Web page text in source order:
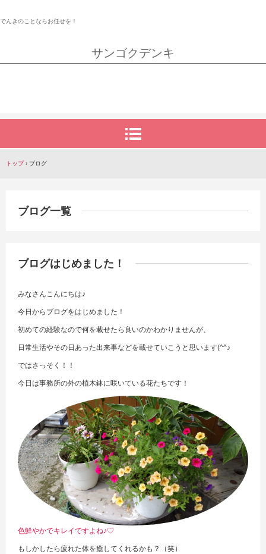
サンゴクデンキ
でんきのことならお任せを！
トップ › ブログ
ブログ一覧
ブログはじめました！
みなさんこんにちは♪
今日からブログをはじめました！
初めての経験なので何を載せたら良いのかわかりませんが、
日常生活やその日あった出来事などを載せていこうと思います(^^♪
ではさっそく！！
今日は事務所の外の植木鉢に咲いている花たちです！
色鮮やかでキレイですよね♪♡
もしかしたら疲れた体を癒してくれるかも？（笑）